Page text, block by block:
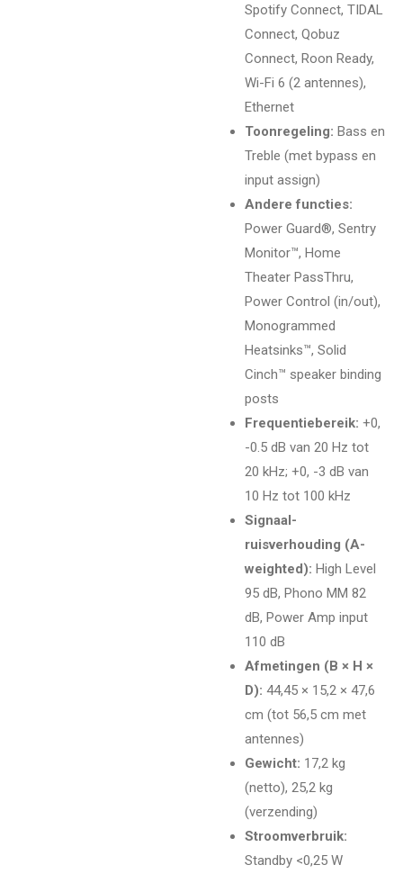
Spotify Connect, TIDAL
Connect, Qobuz
Connect, Roon Ready,
Wi-Fi 6 (2 antennes),
Ethernet
Toonregeling: Bass en
Treble (met bypass en
input assign)
Andere functies:
Power Guard®, Sentry
Monitor™, Home
Theater PassThru,
Power Control (in/out),
Monogrammed
Heatsinks™, Solid
Cinch™ speaker binding
posts
Frequentiebereik: +0,
-0.5 dB van 20 Hz tot
20 kHz; +0, -3 dB van
10 Hz tot 100 kHz
Signaal-
ruisverhouding (A-
weighted): High Level
95 dB, Phono MM 82
dB, Power Amp input
110 dB
Afmetingen (B × H ×
D): 44,45 × 15,2 × 47,6
cm (tot 56,5 cm met
antennes)
Gewicht: 17,2 kg
(netto), 25,2 kg
(verzending)
Stroomverbruik:
Standby <0,25 W